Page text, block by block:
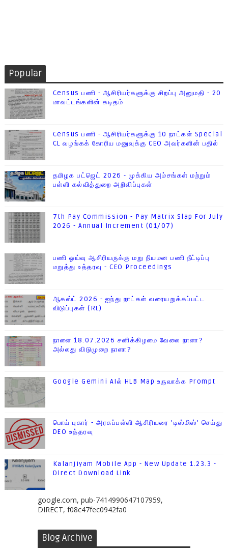
Popular
Census பணி - ஆசிரியர்களுக்கு சிறப்பு அனுமதி - 20
மாவட்டங்களின் கடிதம்
Census பணி - ஆசிரியர்களுக்கு 10 நாட்கள் Special
CL வழங்கக் கோரிய மனுவுக்கு CEO அவர்களின் பதில்
தமிழக பட்ஜெட் 2026 - முக்கிய அம்சங்கள் மற்றும்
பள்ளி கல்வித்துறை அறிவிப்புகள்
7th Pay Commission - Pay Matrix Slap For July
2026 - Annual Increment (01/07)
பணி ஓய்வு ஆசிரியருக்கு மறு நியமன பணி நீட்டிப்பு
மறுத்து உத்தரவு - CEO Proceedings
ஆகஸ்ட் 2026 - ஐந்து நாட்கள் வரையறுக்கப்பட்ட
விடுப்புகள் (RL)
நாளை 18.07.2026 சனிக்கிழமை வேலை நாளா?
அல்லது விடுமுறை நாளா?
Google Gemini AIல் HLB Map உருவாக்க Prompt
பொய் புகார் - அரசுப்பள்ளி ஆசிரியரை 'டிஸ்மிஸ்' செய்து
DEO உத்தரவு
Kalanjiyam Mobile App - New Update 1.23.3 -
Direct Download Link
google.com, pub-7414990647107959,
DIRECT, f08c47fec0942fa0
Blog Archive